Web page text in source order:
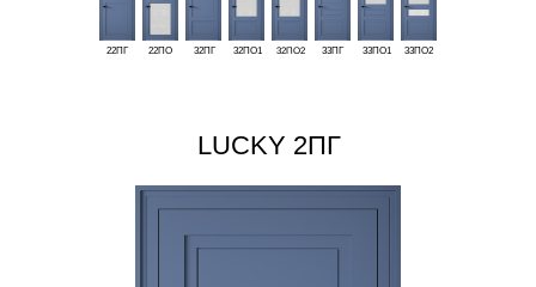
22ПГ 22ПО 32ПГ 32ПО1 32ПО2 33ПГ 33ПО1 33ПО2
LUCKY 2ПГ